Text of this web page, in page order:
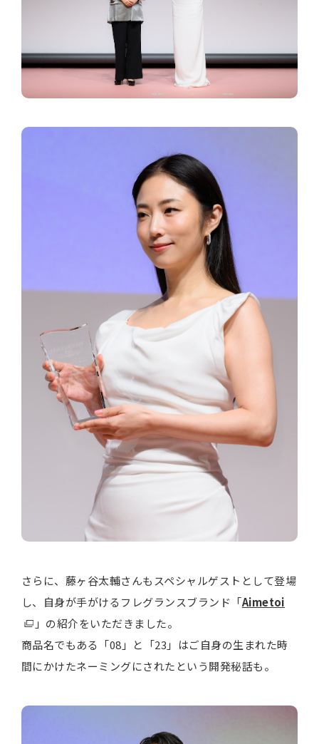
さらに、藤ヶ谷太輔さんもスペシャルゲストとして登場
し、自身が手がけるフレグランスブランド「Aimetoi
」の紹介をいただきました。
商品名でもある「08」と「23」はご自身の生まれた時
間にかけたネーミングにされたという開発秘話も。